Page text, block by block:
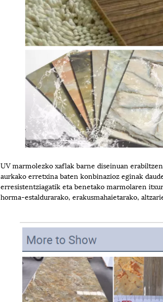
UV marmolezko xaflak barne diseinuan
aurkako erretxina baten konbinazioz eginak
erresistentziagatik eta benetako marmolaren
horma-estaldurarako, erakusmahaietarako,